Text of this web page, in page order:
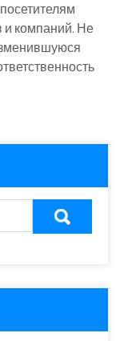
и компаний. Не